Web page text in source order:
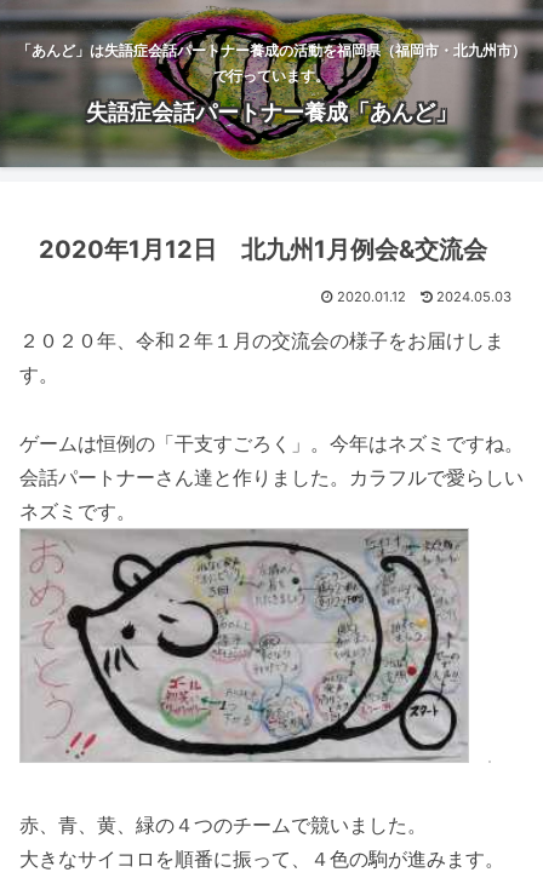
「あんど」は失語症会話パートナー養成の活動を福岡県（福岡市・北九州市）
で行っています。
失語症会話パートナー養成「あんど」
2020年1月12日 北九州1月例会&交流会
2020.01.12 2024.05.03
２０２０年、令和２年１月の交流会の様子をお届けしま
す。
ゲームは恒例の「干支すごろく」。今年はネズミですね。
会話パートナーさん達と作りました。カラフルで愛らしい
ネズミです。
赤、青、黄、緑の４つのチームで競いました。
大きなサイコロを順番に振って、４色の駒が進みます。